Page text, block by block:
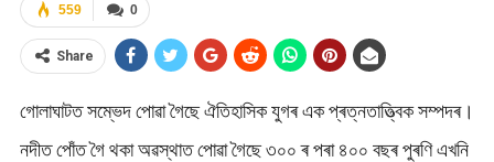
0
559
Share
গোলাঘাটত সম্ভেদ পোৱা গৈছে ঐতিহাসিক যুগৰ এক প্ৰত্নতাত্ত্বিক সম্পদৰ।
নদীত পোঁত গৈ থকা অৱস্থাত পোৱা গৈছে ৩০০ ৰ পৰা ৪০০ বছৰ পুৰণি এখনি